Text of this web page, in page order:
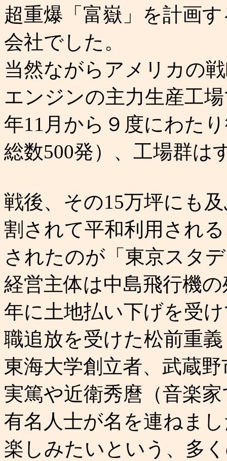
超重爆「富嶽」を計画
会社でした。
当然ながらアメリカの
エンジンの主力生産工
年11月から９度にわた
総数500発）、工場群は
戦後、その15万坪にも
割されて平和利用され
されたのが「東京スタ
経営主体は中島飛行機
年に土地払い下げを受
職追放を受けた松前重
東海大学創立者、武蔵
実篤や近衛秀麿（音楽
有名人士が名を連ねま
楽しみたいという、多